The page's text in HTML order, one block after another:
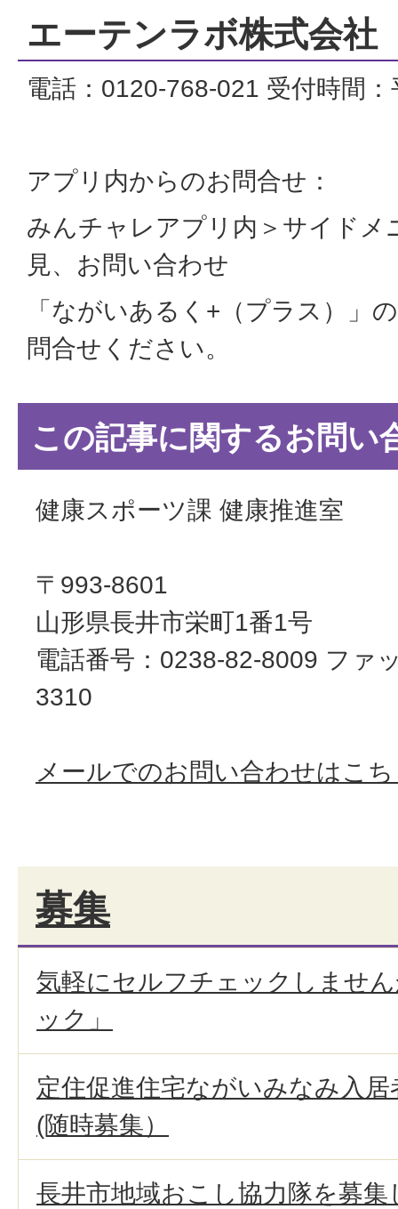
エーテンラボ株式会社
電話：0120-768-021 受付時間
アプリ内からのお問合せ：
みんチャレアプリ内＞サイドメ
見、お問い合わせ
「ながいあるく+（プラス）」
問合せください。
この記事に関するお問い
健康スポーツ課 健康推進室
〒993-8601
山形県長井市栄町1番1号
電話番号：0238-82-8009 ファ
3310
メールでのお問い合わせはこ
募集
気軽にセルフチェックしませ
ック」
定住促進住宅ながいみなみ入
(随時募集）
長井市地域おこし協力隊を募